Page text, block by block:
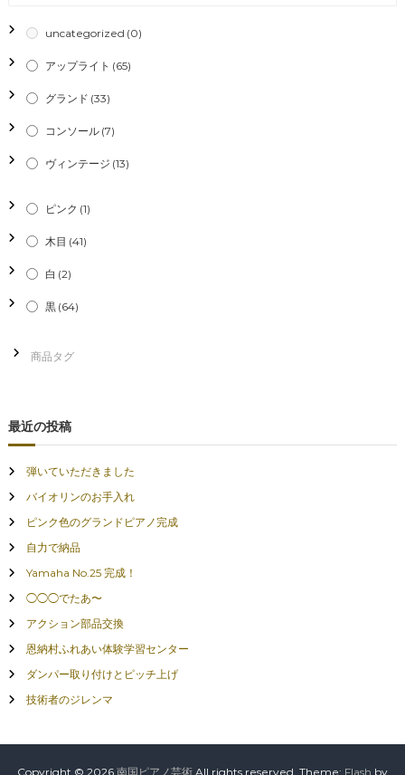
uncategorized (0)
アップライト (65)
グランド (33)
コンソール (7)
ヴィンテージ (13)
ピンク (1)
木目 (41)
白 (2)
黒 (64)
最近の投稿
弾いていただきました
バイオリンのお手入れ
ピンク色のグランドピアノ完成
自力で納品
Yamaha No.25 完成！
◯◯◯でたあ〜
アクション部品交換
恩納村ふれあい体験学習センター
ダンパー取り付けとピッチ上げ
技術者のジレンマ
Copyright © 2026 南国ピアノ芸術 All rights reserved. Theme: Flash by